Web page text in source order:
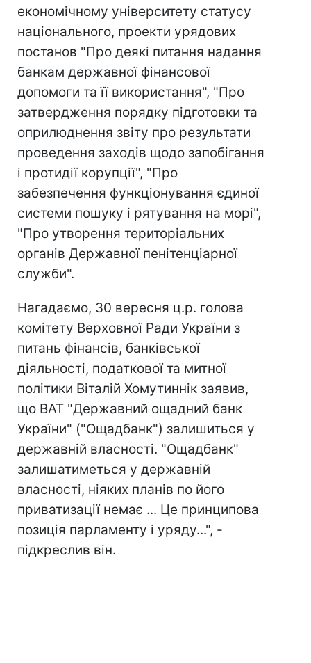
економічному університету статусу
національного, проекти урядових
постанов "Про деякі питання надання
банкам державної фінансової
допомоги та її використання", "Про
затвердження порядку підготовки та
оприлюднення звіту про результати
проведення заходів щодо запобігання
і протидії корупції", "Про
забезпечення функціонування єдиної
системи пошуку і рятування на морі",
"Про утворення територіальних
органів Державної пенітенціарної
служби".
Нагадаємо, 30 вересня ц.р. голова
комітету Верховної Ради України з
питань фінансів, банківської
діяльності, податкової та митної
політики Віталій Хомутиннік заявив,
що ВАТ "Державний ощадний банк
України" ("Ощадбанк") залишиться у
державній власності. "Ощадбанк"
залишатиметься у державній
власності, ніяких планів по його
приватизації немає ... Це принципова
позиція парламенту і уряду...", -
підкреслив він.